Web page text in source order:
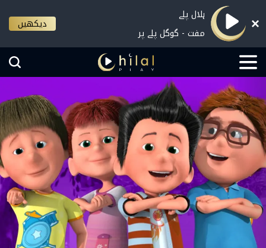
ہلال پلے
مفت - گوگل پلے پر
دیکھیں